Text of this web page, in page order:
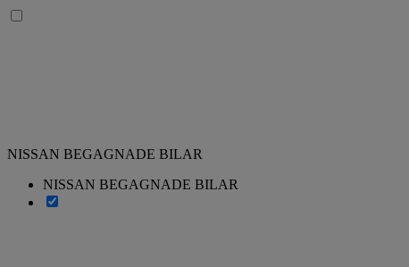
NISSAN BEGAGNADE BILAR
NISSAN BEGAGNADE BILAR